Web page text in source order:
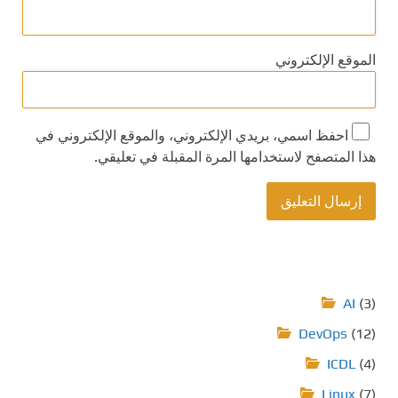
الموقع الإلكتروني
احفظ اسمي، بريدي الإلكتروني، والموقع الإلكتروني في
هذا المتصفح لاستخدامها المرة المقبلة في تعليقي.
AI (3)
DevOps (12)
ICDL (4)
Linux (7)